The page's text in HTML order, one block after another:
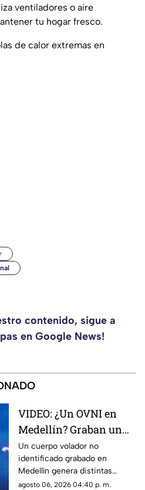
ventiladores o aire
tu hogar fresco.
de calor extremas en
contenido, sigue a
en Google News!
VIDEO: ¿Un OVNI en
Medellín? Graban un
objeto volador sobre las
montañas
Un cuerpo volador no
identificado grabado en
Medellín genera distintas
opiniones. Usuarios discuten
agosto 06, 2026 04:40 p. m.